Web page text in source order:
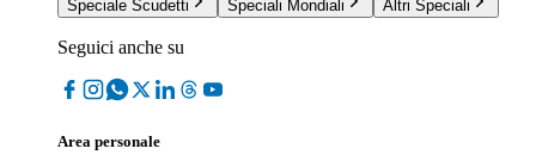
Speciale Scudetti
Speciali Mondiali Altri Speciali
Seguici anche su
Area personale